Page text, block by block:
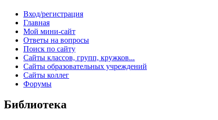
Вход/регистрация
Главная
Мой мини-сайт
Ответы на вопросы
Поиск по сайту
Сайты классов, групп, кружков...
Сайты образовательных учреждений
Сайты коллег
Форумы
Библиотека